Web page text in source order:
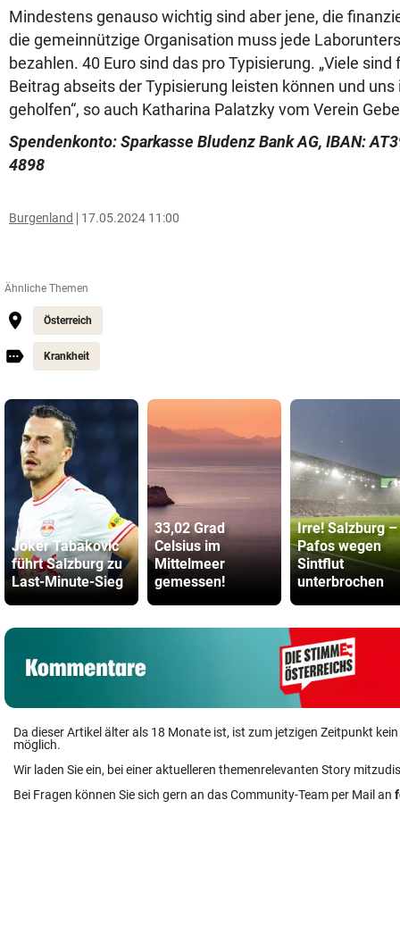
Mindestens genauso wichtig sind aber jene, die
die gemeinnützige Organisation muss jede
bezahlen. 40 Euro sind das pro Typisierung. „Viele sind
Beitrag abseits der Typisierung leisten können und
geholfen“, so auch Katharina Palatzky vom Verein
Spendenkonto: Sparkasse Bludenz Bank AG, IBAN:
4898
Burgenland 17.05.2024 11:00
Ähnliche Themen
Österreich
Krankheit
Joker Tabakovic
führt Salzburg zu
Last-Minute-Sieg
33,02 Grad
Celsius im
Mittelmeer
gemessen!
Irre! Salzburg –
Pafos wegen
Sintflut
unterbrochen
Da dieser Artikel älter als 18 Monate ist, ist zum jetzigen Zeitpunkt
möglich.
Wir laden Sie ein, bei einer aktuelleren themenrelevanten Story
Bei Fragen können Sie sich gern an das Community-Team per Mail an